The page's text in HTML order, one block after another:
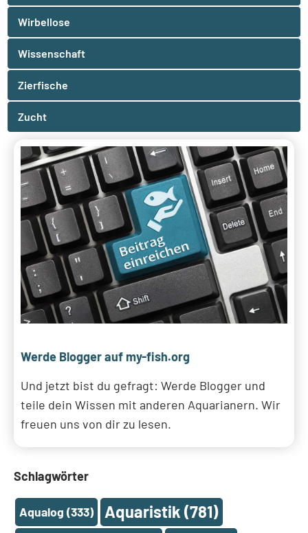
Wirbellose
Wissenschaft
Zierfische
Zucht
Werde Blogger auf my-fish.org
Und jetzt bist du gefragt: Werde Blogger und
teile dein Wissen mit anderen Aquarianern. Wir
freuen uns von dir zu lesen.
Schlagwörter
Aqualog (333) Aquaristik (781)